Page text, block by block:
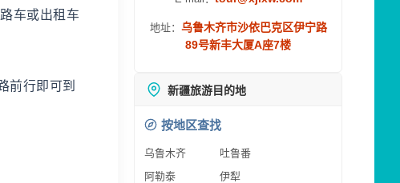
车或出租车
前行即可到
地址： 乌鲁木齐市沙依巴克区伊宁路
89号新丰大厦A座7楼
新疆旅游目的地
按地区查找
乌鲁木齐
吐鲁番
阿勒泰
伊犁